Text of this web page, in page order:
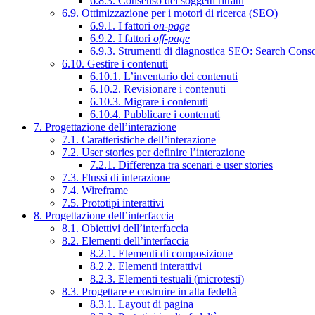
6.9. Ottimizzazione per i motori di ricerca (SEO)
6.9.1. I fattori on-page
6.9.2. I fattori off-page
6.9.3. Strumenti di diagnostica SEO: Search
6.10. Gestire i contenuti
6.10.1. L’inventario dei contenuti
6.10.2. Revisionare i contenuti
6.10.3. Migrare i contenuti
6.10.4. Pubblicare i contenuti
7. Progettazione dell’interazione
7.1. Caratteristiche dell’interazione
7.2. User stories per definire l’interazione
7.2.1. Differenza tra scenari e user stories
7.3. Flussi di interazione
7.4. Wireframe
7.5. Prototipi interattivi
8. Progettazione dell’interfaccia
8.1. Obiettivi dell’interfaccia
8.2. Elementi dell’interfaccia
8.2.1. Elementi di composizione
8.2.2. Elementi interattivi
8.2.3. Elementi testuali (microtesti)
8.3. Progettare e costruire in alta fedeltà
8.3.1. Layout di pagina